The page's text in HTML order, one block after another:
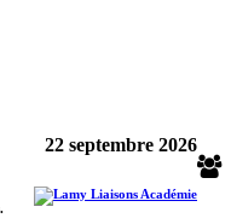
22 septembre 2026